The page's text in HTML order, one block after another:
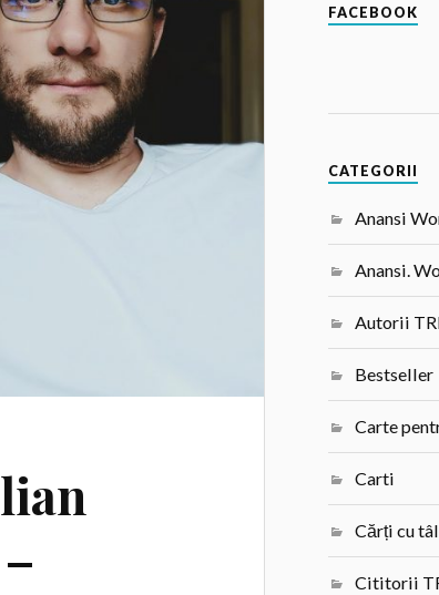
FACEBOOK
CATEGORII
Anansi
Anansi.
Autorii
Bestseller
Carte
Carti
Cărți cu
Cititorii